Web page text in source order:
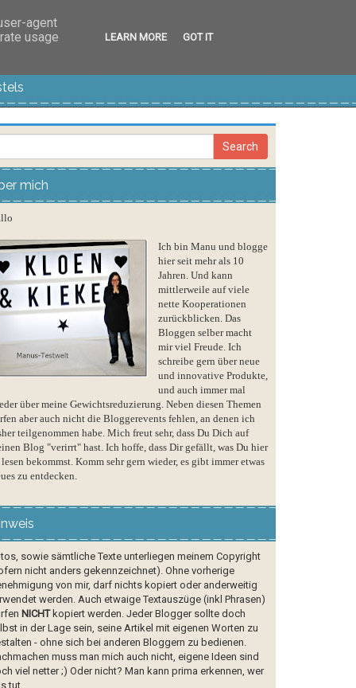
mich
Ich bin Manu und blogge
hier seit mehr als 10
Jahren. Und kann
mittlerweile auf viele
nette Kooperationen
zurückblicken. Das
Bloggen selber macht
mir viel Freude. Ich
schreibe gern über neue
und innovative Produkte,
und auch immer mal
über meine Gewichtsreduzierung. Neben diesen Themen
aber auch nicht die Bloggerevents fehlen, an denen ich
teilgenommen habe. Mich freut sehr, dass Du Dich auf
Blog "verirrt" hast. Ich hoffe, dass Dir gefällt, was Du hier
bekommst. Komm sehr gern wieder, es gibt immer etwas
zu entdecken.
sowie sämtliche Texte unterliegen meinem Copyright
nicht anders gekennzeichnet). Ohne vorherige
von mir, darf nichts kopiert oder anderweitig
werden. Auch etwaige Textauszüge (inkl Phrasen)
NICHTkopiert werden. Jeder Blogger sollte doch
in der Lage sein, seine Artikel mit eigenen Worten zu
- ohne sich bei anderen Bloggern zu bedienen.
muss man mich auch nicht, eigene Ideen sind
viel netter ;) Oder nicht? Man kann prima erkennen, wer
tut.
agent
usage
LEARN MORE GOT IT